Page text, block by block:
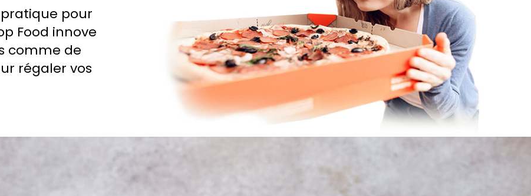
pour
Food innove
comme de
régaler vos